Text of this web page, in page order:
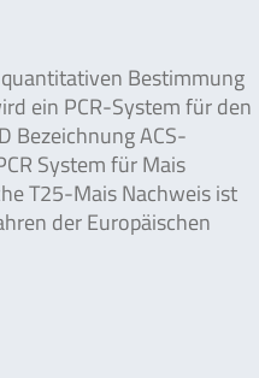
Bestimmung
ein PCR-System für den
Bezeichnung ACS-
System für Mais
T25-Mais Nachweis ist
der Europäischen